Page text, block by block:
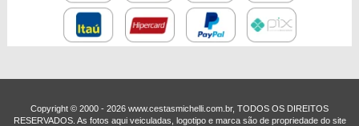
Copyright © 2000 - ­2026 www.cestasmichelli.com.br, TODOS OS DIREITOS
RESERVADOS. As fotos aqui veiculadas, logotipo e marca são de propriedade do site